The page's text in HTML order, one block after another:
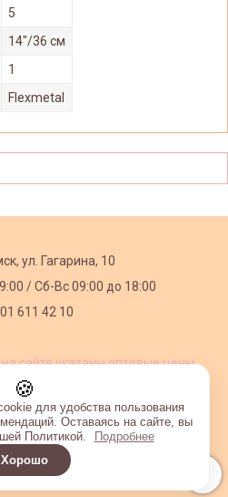
5
14"/36 см
1
Flexmetal
ул. Гагарина, 10
/Сб-Вс 09:00 до 18:00
611 42 10
сайте указаны оптовые цены,
создан на InSales
🍪
для удобства пользования
Оставаясь на сайте, вы
Политикой.
Подробнее
Хорошо